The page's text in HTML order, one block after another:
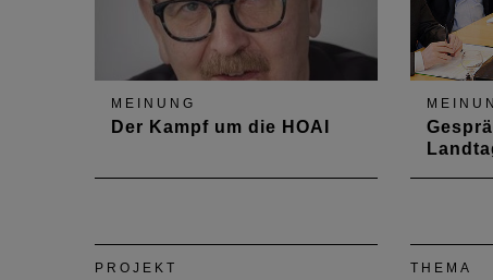
MEINUNG
Der Kampf um die HOAI
PROJEKT THEMA